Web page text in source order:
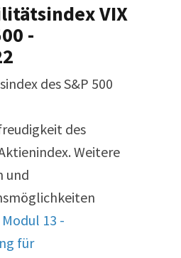
VIX
-
des S&P 500
des
Weitere
und
Modul 13 -
für